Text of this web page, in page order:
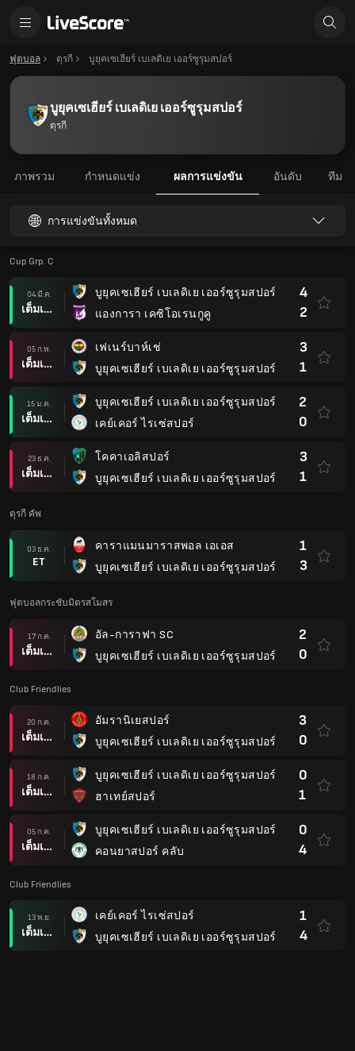
ฟุตบอล ตุรกี บูยุคเซเฮียร์ เบเลดิเย เออร์ซูรุมสปอร์
บูยุคเซเฮียร์ เบเลดิเย เออร์ซูรุมสปอร์
ตุรกี
ภาพรวม กำหนดแข่ง ผลการแข่งขัน อันดับ ทีม
การแข่งขันทั้งหมด
Cup Grp. C
04 มี.ค.
เต็มเวลา
บูยุคเซเฮียร์ เบเลดิเย เออร์ซูรุมสปอร์
แองการา เคซิโอเรนกูคู
4
2
05 ก.พ.
เต็มเวลา
เฟเนร์บาห์เช่
บูยุคเซเฮียร์ เบเลดิเย เออร์ซูรุมสปอร์
3
1
15 ม.ค.
เต็มเวลา
บูยุคเซเฮียร์ เบเลดิเย เออร์ซูรุมสปอร์
เคย์เคอร์ ไรเซ่สปอร์
2
0
23 ธ.ค.
เต็มเวลา
โคคาเอลิสปอร์
บูยุคเซเฮียร์ เบเลดิเย เออร์ซูรุมสปอร์
3
1
ตุรกี คัพ
03 ธ.ค.
ET
คาราแมนมาราสพอล เอเอส
บูยุคเซเฮียร์ เบเลดิเย เออร์ซูรุมสปอร์
1
3
ฟุตบอลกระชับมิตรสโมสร
17 ก.ค.
เต็มเวลา
อัล-การาฟา SC
บูยุคเซเฮียร์ เบเลดิเย เออร์ซูรุมสปอร์
2
0
Club Friendlies
20 ก.ค.
เต็มเวลา
อัมรานิเยสปอร์
บูยุคเซเฮียร์ เบเลดิเย เออร์ซูรุมสปอร์
3
0
18 ก.ค.
เต็มเวลา
บูยุคเซเฮียร์ เบเลดิเย เออร์ซูรุมสปอร์
ฮาเทย์สปอร์
0
1
05 ก.ค.
เต็มเวลา
บูยุคเซเฮียร์ เบเลดิเย เออร์ซูรุมสปอร์
คอนยาสปอร์ คลับ
0
4
Club Friendlies
13 พ.ย.
เต็มเวลา
เคย์เคอร์ ไรเซ่สปอร์
บูยุคเซเฮียร์ เบเลดิเย เออร์ซูรุมสปอร์
1
4